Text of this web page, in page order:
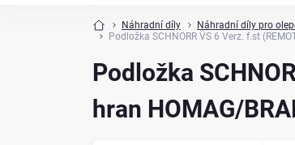
Náhradní díly Náhradní díly pro
Podložka SCHNORR VS 6 Verz. f.st
Podložka
hran HOMAG/